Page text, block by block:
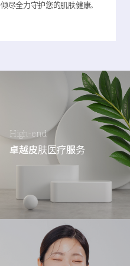
尽全力守护您的肌肤健康。
High-end
卓越皮肤医疗服务